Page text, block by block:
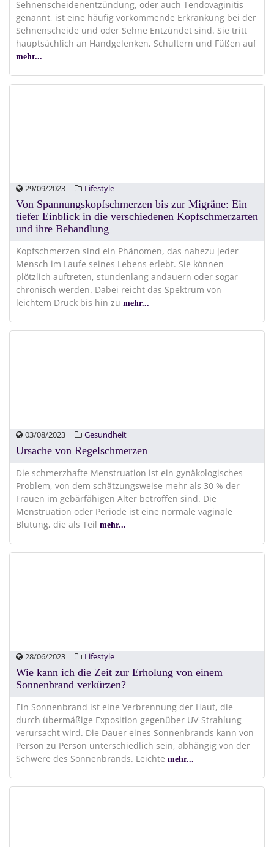
Sehnenscheidenentzündung, oder auch Tendovaginitis
genannt, ist eine häufig vorkommende Erkrankung bei der
Sehnenscheide und oder Sehne Entzündet sind. Sie tritt
hauptsächlich an Handgelenken, Schultern und Füßen auf
mehr...
29/09/2023 Lifestyle
Von Spannungskopfschmerzen bis zur Migräne: Ein
tiefer Einblick in die verschiedenen Kopfschmerzarten
und ihre Behandlung
Kopfschmerzen sind ein Phänomen, das nahezu jeder
Mensch im Laufe seines Lebens erlebt. Sie können
plötzlich auftreten, stundenlang andauern oder sogar
chronisch werden. Dabei reicht das Spektrum von
leichtem Druck bis hin zu mehr...
03/08/2023 Gesundheit
Ursache von Regelschmerzen
Die schmerzhafte Menstruation ist ein gynäkologisches
Problem, von dem schätzungsweise mehr als 30 % der
Frauen im gebärfähigen Alter betroffen sind. Die
Menstruation oder Periode ist eine normale vaginale
Blutung, die als Teil mehr...
28/06/2023 Lifestyle
Wie kann ich die Zeit zur Erholung von einem
Sonnenbrand verkürzen?
Ein Sonnenbrand ist eine Verbrennung der Haut, die
durch übermäßige Exposition gegenüber UV-Strahlung
verursacht wird. Die Dauer eines Sonnenbrands kann von
Person zu Person unterschiedlich sein, abhängig von der
Schwere des Sonnenbrands. Leichte mehr...